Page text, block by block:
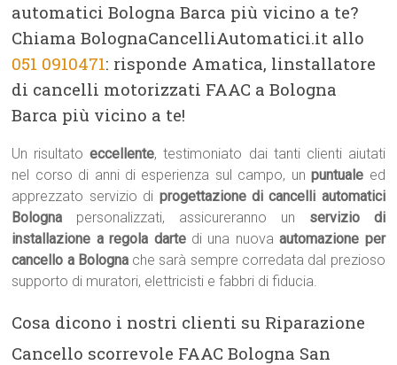
automatici Bologna Barca più vicino a te?
Chiama BolognaCancelliAutomatici.it allo
051 0910471: risponde Amatica, linstallatore
di cancelli motorizzati FAAC a Bologna
Barca più vicino a te!
Un risultatoeccellente, testimoniato dai tanti clienti aiutati
nel corso di anni di esperienza sul campo, unpuntuale ed
apprezzato servizio di progettazione di cancelli automatici
Bologna personalizzati, assicureranno un servizio di
installazione a regola dartedi una nuovaautomazione per
cancello a Bologna che sarà sempre corredata dal prezioso
supporto di muratori, elettricisti e fabbri di fiducia.
Cosa dicono i nostri clienti su Riparazione
Cancello scorrevole FAAC Bologna San